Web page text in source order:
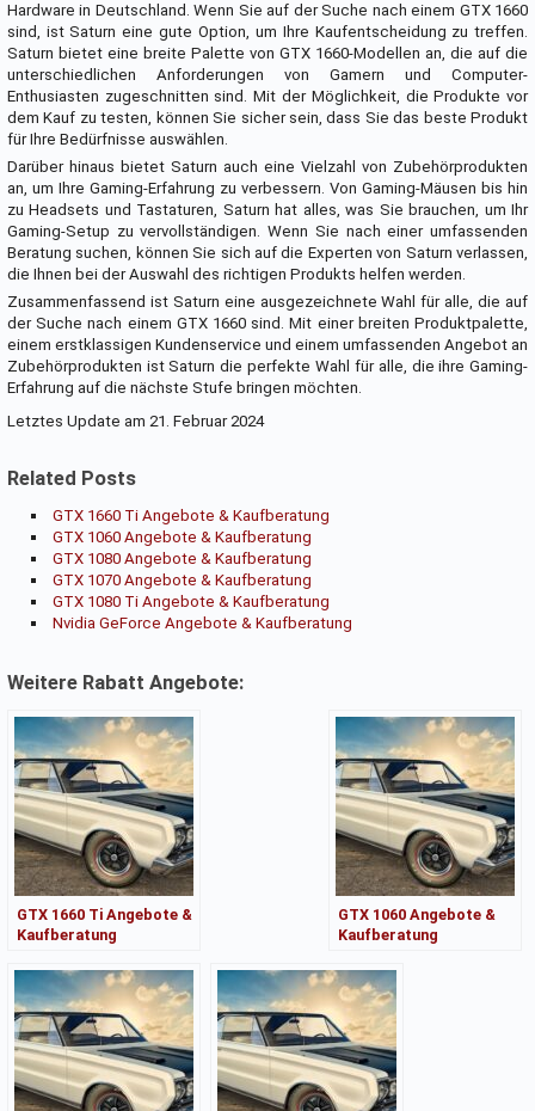
Hardware in Deutschland. Wenn Sie auf der Suche nach einem GTX 1660
sind, ist Saturn eine gute Option, um Ihre Kaufentscheidung zu treffen.
Saturn bietet eine breite Palette von GTX 1660-Modellen an, die auf die
unterschiedlichen Anforderungen von Gamern und Computer-
Enthusiasten zugeschnitten sind. Mit der Möglichkeit, die Produkte vor
dem Kauf zu testen, können Sie sicher sein, dass Sie das beste Produkt
für Ihre Bedürfnisse auswählen.
Darüber hinaus bietet Saturn auch eine Vielzahl von Zubehörprodukten
an, um Ihre Gaming-Erfahrung zu verbessern. Von Gaming-Mäusen bis hin
zu Headsets und Tastaturen, Saturn hat alles, was Sie brauchen, um Ihr
Gaming-Setup zu vervollständigen. Wenn Sie nach einer umfassenden
Beratung suchen, können Sie sich auf die Experten von Saturn verlassen,
die Ihnen bei der Auswahl des richtigen Produkts helfen werden.
Zusammenfassend ist Saturn eine ausgezeichnete Wahl für alle, die auf
der Suche nach einem GTX 1660 sind. Mit einer breiten Produktpalette,
einem erstklassigen Kundenservice und einem umfassenden Angebot an
Zubehörprodukten ist Saturn die perfekte Wahl für alle, die ihre Gaming-
Erfahrung auf die nächste Stufe bringen möchten.
Letztes Update am 21. Februar 2024
Related Posts
GTX 1660 Ti Angebote & Kaufberatung
GTX 1060 Angebote & Kaufberatung
GTX 1080 Angebote & Kaufberatung
GTX 1070 Angebote & Kaufberatung
GTX 1080 Ti Angebote & Kaufberatung
Nvidia GeForce Angebote & Kaufberatung
Weitere Rabatt Angebote:
GTX 1660 Ti Angebote &
Kaufberatung
GTX 1060 Angebote &
Kaufberatung